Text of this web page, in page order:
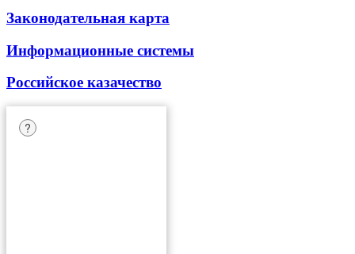
Законодательная карта
Информационные системы
Российское казачество
?